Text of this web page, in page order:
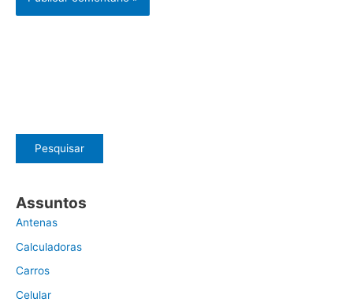
Pesquisar
Assuntos
Antenas
Calculadoras
Carros
Celular